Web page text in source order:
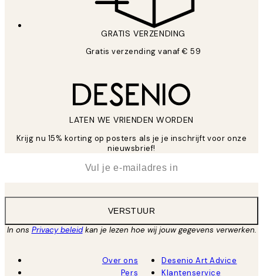
GRATIS VERZENDING
Gratis verzending vanaf € 59
LATEN WE VRIENDEN WORDEN
Krijg nu 15% korting op posters als je je inschrijft voor onze
nieuwsbrief!
VERSTUUR
In ons Privacy beleidkan je lezen hoe wij jouw gegevens verwerken.
Over ons
Pers
Desenio Art Advice
Klantenservice